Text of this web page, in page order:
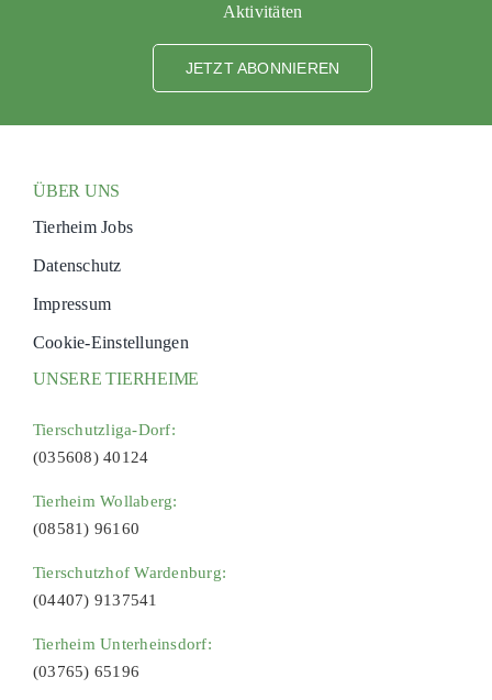
Aktivitäten
JETZT ABONNIEREN
ÜBER UNS
Tierheim Jobs
Datenschutz
Impressum
Cookie-Einstellungen
UNSERE TIERHEIME
Tierschutzliga-Dorf:
(035608) 40124
Tierheim Wollaberg:
(08581) 96160
Tierschutzhof Wardenburg:
(04407) 9137541
Tierheim Unterheinsdorf:
(03765) 65196